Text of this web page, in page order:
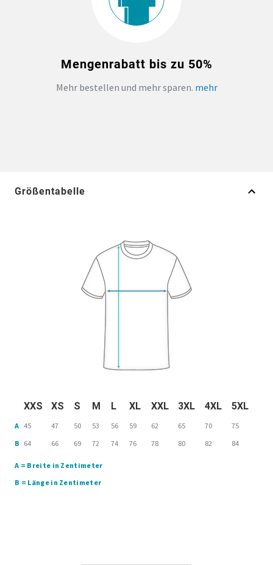
Mengenrabatt bis zu 50%
Mehr bestellen und mehr sparen. mehr
Größentabelle
XXS XS S M L XL XXL 3XL 4XL 5XL
A 45 47 50 53 56 59 62 65 70
75
B 64 66 69 72 74 76 78 80 82 84
A = Breite in Zentimeter
B = Länge in Zentimeter